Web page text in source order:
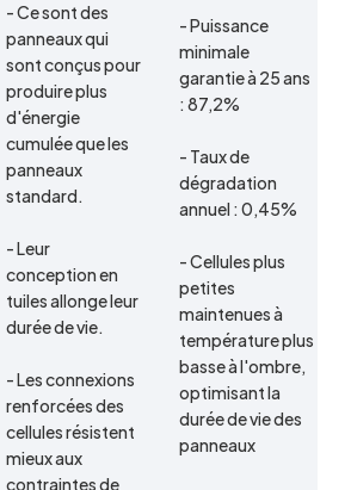
- Ce sont des
panneaux qui
sont conçus pour
produire plus
d'énergie
cumulée que les
panneaux
standard.
- Leur
conception en
tuiles allonge leur
durée de vie.
- Les connexions
renforcées des
cellules résistent
mieux aux
contraintes de
- Puissance
minimale
garantie à 25 ans
: 87,2%
- Taux de
dégradation
annuel : 0,45%
- Cellules plus
petites
maintenues à
température plus
basse à l'ombre,
optimisant la
durée de vie des
panneaux